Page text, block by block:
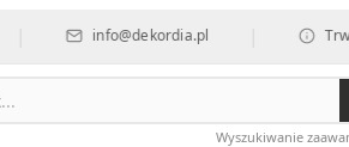
info@dekordia.pl | Trwa
Wyszukiwanie